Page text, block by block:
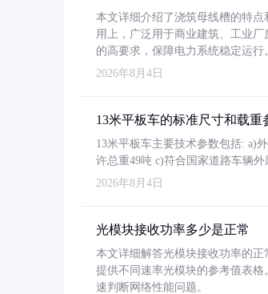
本文详细介绍了浇筑母线槽的特
用上，广泛用于商业建筑、工业
的高要求，保障电力系统稳定运行
2026年8月4日
13米平板车的标准尺寸和载重
13米平板车主要技术参数包括: a)
许总重49吨 c)符合国家道路车辆
2026年8月4日
光模块接收功率多少是正常
本文详细解答光模块接收功率的
提供不同速率光模块的参考值表
速判断网络性能问题。